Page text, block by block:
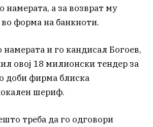
намерата, а за возврат му
форма на банкноти.
и го кандисал Богоев,
овој 18 милионски тендер за
доби фирма блиска
шериф.
треба да го одговори